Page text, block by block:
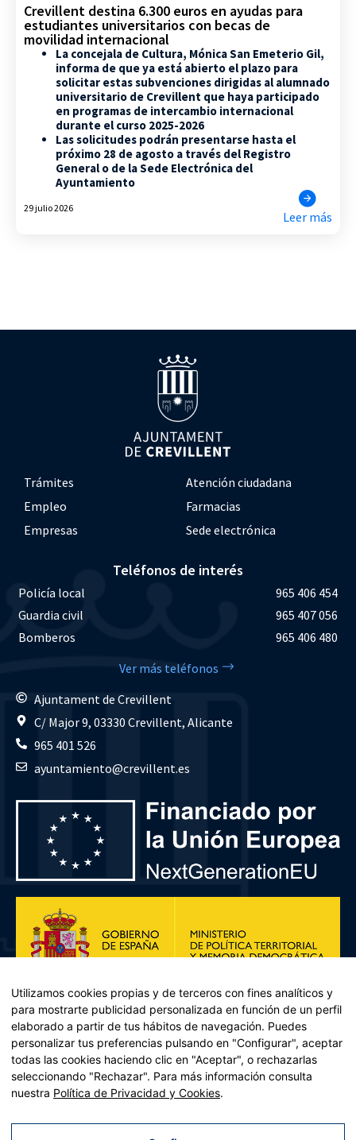
Crevillent destina 6.300 euros en ayudas para
estudiantes universitarios con becas de
movilidad internacional
La concejala de Cultura, Mónica San Emeterio Gil,
informa de que ya está abierto el plazo para
solicitar estas subvenciones dirigidas al alumnado
universitario de Crevillent que haya participado
en programas de intercambio internacional
durante el curso 2025-2026
Las solicitudes podrán presentarse hasta el
próximo 28 de agosto a través del Registro
General o de la Sede Electrónica del
Ayuntamiento
29 julio 2026
Leer más
Trámites
Atención ciudadana
Empleo
Farmacias
Empresas
Sede electrónica
Teléfonos de interés
Policía local
965 406 454
Guardia civil
965 407 056
Bomberos
965 406 480
Ver más teléfonos
Ajuntament de Crevillent
C/ Major 9, 03330 Crevillent, Alicante
965 401 526
ayuntamiento@crevillent.es
Plan de Recuperación, Transformación y Resiliencia – Financiado por
Recuperación y resiliencia, establecido por el Reglamento (UE)
Utilizamos cookies propias y de terceros con fines analíticos y
para mostrarte publicidad personalizada en función de un perfil
elaborado a partir de tus hábitos de navegación. Puedes
personalizar tus preferencias pulsando en "Configurar", aceptar
todas las cookies haciendo clic en "Aceptar", o rechazarlas
seleccionando "Rechazar". Para más información consulta
nuestra Política de Privacidad y Cookies.